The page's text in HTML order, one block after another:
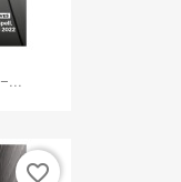
favorite_border